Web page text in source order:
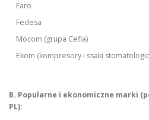
Faro
Fedesa
Mocom (grupa Cefla)
Ekom (kompresory i ssaki
B. Popularne i ekonomiczne marki
PL):